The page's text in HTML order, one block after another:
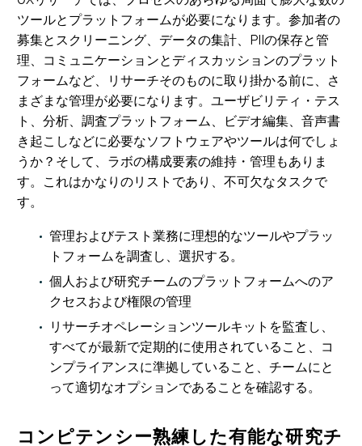
ツールとプラットフォームが必要になります。参加者の
募集とスクリーニング、データの集計、PIIの保存と管
理、コミュニケーションとディスカッションのプラット
フォームなど、リサーチそのものに取り掛かる前に、さ
まざまな管理が必要になります。ユーザビリティ・テス
ト、分析、調査プラットフォーム、ビデオ編集、音声書
き起こしなどに必要なソフトウェアやツールは何でしょ
うか？そして、ラボの構成要素の維持・管理もありま
す。これはかなりのリストであり、不可欠なタスクで
す。
管理およびテスト業務に理想的なツールやプラッ
トフォームを調査し、選択する。
個人および研究チームのプラットフォームへのア
クセスおよび権限の管理
リサーチオペレーションツールキットを監査し、
すべてが最新で定期的に使用されていること、コ
ンプライアンスに準拠していること、チームにと
って適切なオプションであることを確認する。
コンピテンシー熟練した有能な研究チ